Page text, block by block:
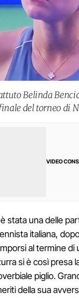
Belinda
del torneo di
VIDEO
è stata una delle
italiana,
al termine di
si è così presa
piglio.
della sua